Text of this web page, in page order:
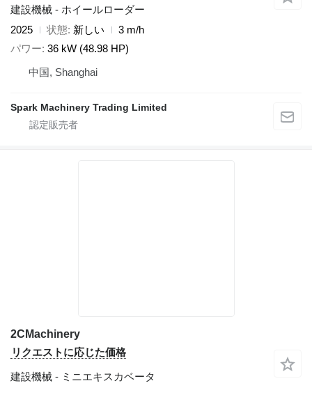
建設機械 - ホイールローダー
2025
状態 新しい
3 m/h
パワー 36 kW (48.98 HP)
中国, Shanghai
Spark Machinery Trading Limited
2CMachinery
リクエストに応じた価格
建設機械 - ミニエキスカベータ